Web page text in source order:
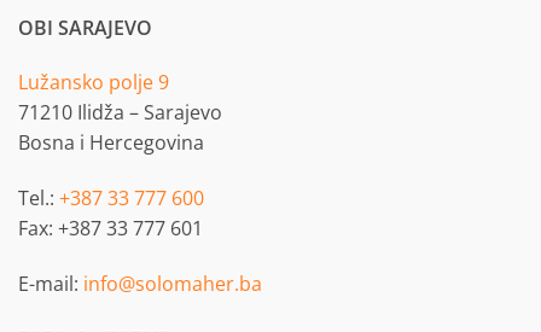
OBI SARAJEVO
Lužansko polje 9
71210 Ilidža – Sarajevo
Bosna i Hercegovina
Tel.: +387 33 777 600
Fax: +387 33 777 601
E-mail: info@solomaher.ba